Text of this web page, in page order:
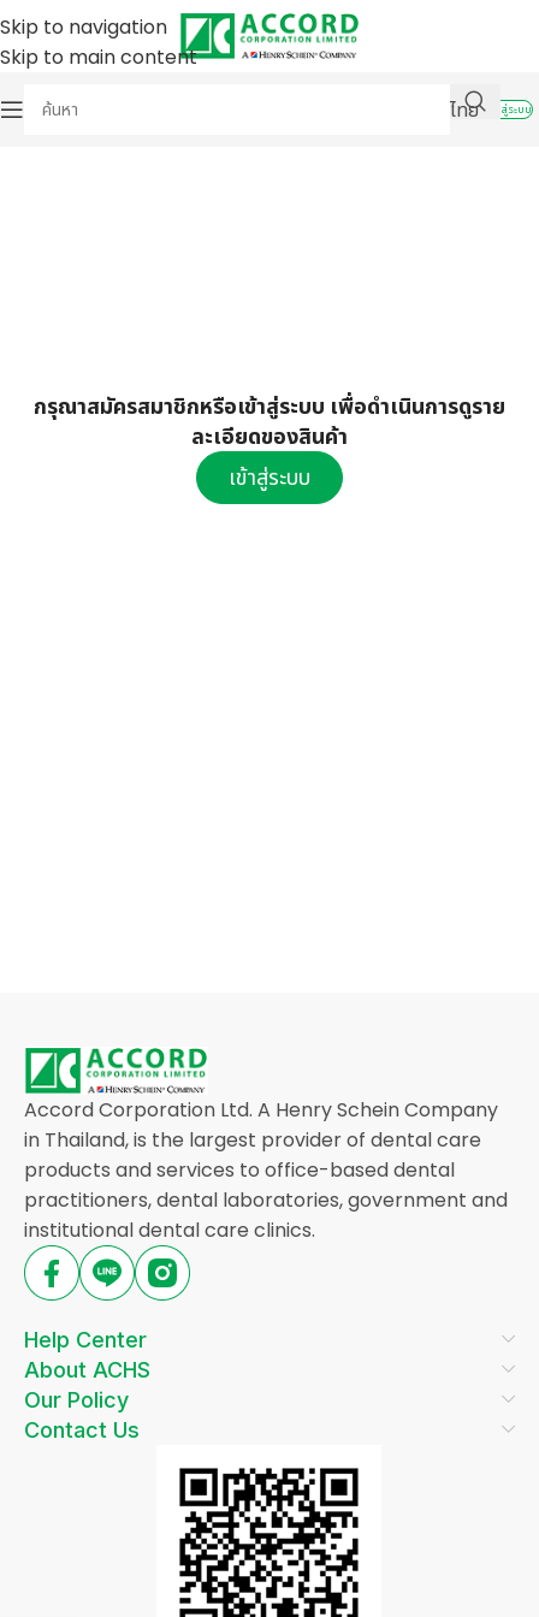
Skip to navigation
Skip to main content
ไทย
เข้าสู่ระบบ
กรุณาสมัครสมาชิกหรือเข้าสู่ระบบ เพื่อดำเนินการดูราย
ละเอียดของสินค้า
เข้าสู่ระบบ
Accord Corporation Ltd. A Henry Schein Company
in Thailand, is the largest provider of dental care
products and services to office-based dental
practitioners, dental laboratories, government and
institutional dental care clinics.
Help Center
About ACHS
Our Policy
Contact Us